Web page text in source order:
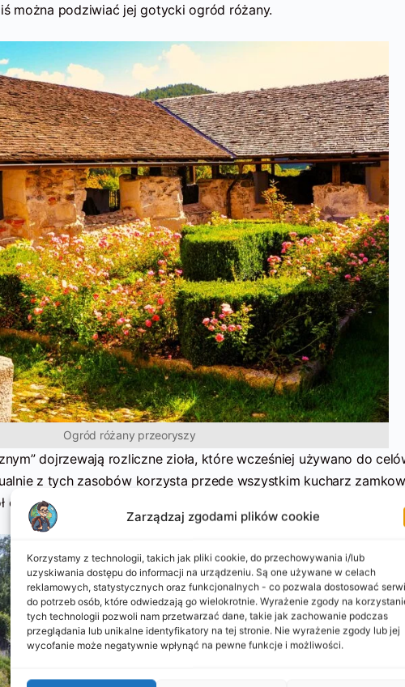
Zarządzaj zgodami plików cookie
Korzystamy z technologii, takich jak pliki cookie, do przechowywania i/lub
uzyskiwania dostępu do informacji na urządzeniu. Są one używane w celach
reklamowych, statystycznych oraz funkcjonalnych - co pozwala dostosować
do potrzeb osób, które odwiedzają go wielokrotnie. Wyrażenie zgody na
tych technologii pozwoli nam przetwarzać dane, takie jak zachowanie podczas
przeglądania lub unikalne identyfikatory na tej stronie. Nie wyrażenie zgody lub jej
wycofanie może negatywnie wpłynąć na pewne funkcje i możliwości.
można podziwiać jej gotycki ogród różany.
Ogród różany przeoryszy
dojrzewają rozliczne zioła, które wcześniej używano do
z tych zasobów korzysta przede wszystkim kucharz
chętnie pozwala sobie na chwilę relaksu w romantycznej altanie.